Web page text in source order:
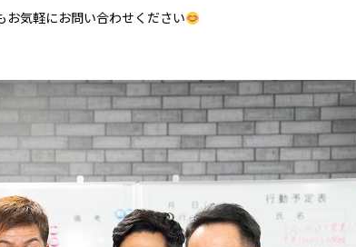
お気軽にお問い合わせください